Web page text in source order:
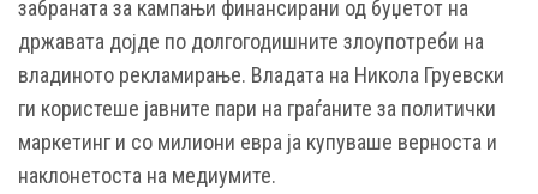
забраната за кампањи финансирани од буџетот на
државата дојде по долгогодишните злоупотреби на
владиното рекламирање. Владата на Никола Груевски
ги користеше јавните пари на граѓаните за политички
маркетинг и со милиони евра ја купуваше верноста и
наклонетоста на медиумите.